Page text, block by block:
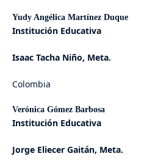
Yudy Angélica Martínez Duque
Institución Educativa
Isaac Tacha Niño, Meta.
Colombia
Verónica Gómez Barbosa
Institución Educativa
Jorge Eliecer Gaitán, Meta.